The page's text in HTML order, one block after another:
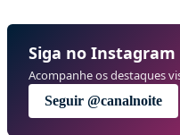
Siga no Instagram
Acompanhe os destaques
Seguir @canalnoite